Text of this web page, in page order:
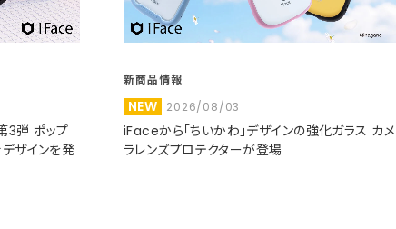
3弾 ポップ
ザインを発
新商品情報
NEW 2026/08/03
iFaceから「ちいかわ」デザインの強化ガラス カメ
ラレンズプロテクターが登場